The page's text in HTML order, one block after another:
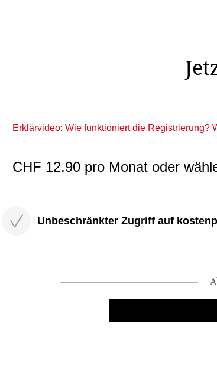
Erklärvideo: Wie funktioniert die Registrierung?
CHF 12.90 pro Monat oder
Unbeschränkter Zugriff auf